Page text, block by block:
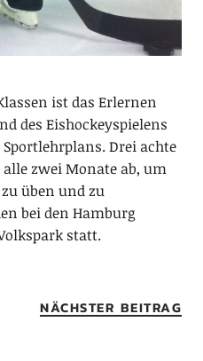
ist das Erlernen
des Eishockeyspielens
Drei achte
zwei Monate ab, um
üben und zu
bei den Hamburg
statt.
NÄCHSTER BEITRAG